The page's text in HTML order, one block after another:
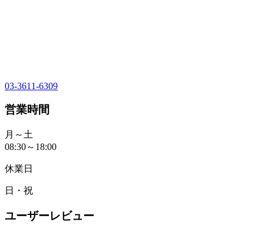
03-3611-6309
営業時間
月～土
08:30～18:00
休業日
日・祝
ユーザーレビュー